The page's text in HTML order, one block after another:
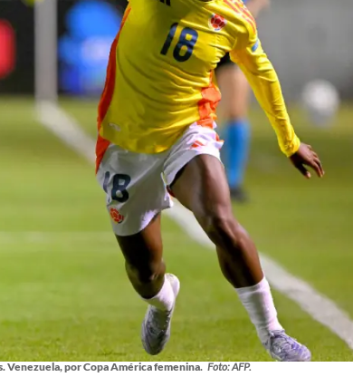
Venezuela, por Copa América femenina. Foto: AFP.